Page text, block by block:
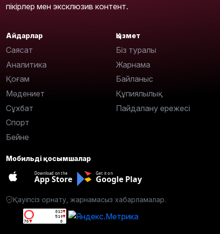
пікірлер мен эксклюзив контент.
Айдарлар
Саясат
Аналитика
Қоғам
Мәдениет
Сұхбат
Спорт
Бейне
Қызмет
Біз туралы
Жарнама
Байланыс
Құпиялылық
Пайдалану ережесі
Мобильді қосымшалар
Download on the
App Store
Get it on
Google Play
Қауіпсіз орнату, жарнамасыз хабарламалар.